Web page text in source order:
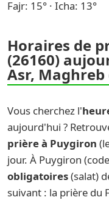
Fajr: 15° · Icha: 13°
Horaires de
(26160)
Asr, Maghreb
Vous cherchez l'
aujourd'hui ?
prière à Puygiron
jour. À Puygiron
obligatoires(salat)
suivant : la prière du